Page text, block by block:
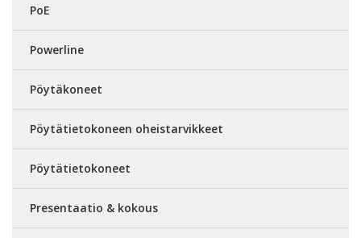
PoE
Powerline
Pöytäkoneet
Pöytätietokoneen oheistarvikkeet
Pöytätietokoneet
Presentaatio & kokous